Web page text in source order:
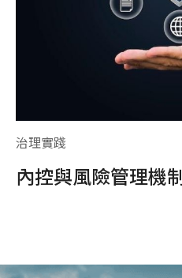
治理實踐
內控與風險管理機制